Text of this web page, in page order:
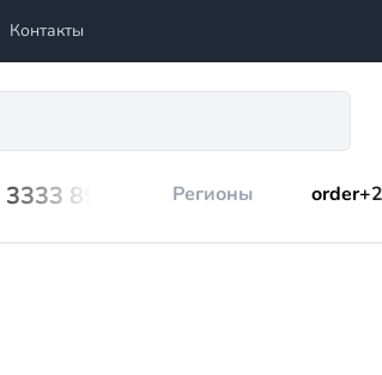
Контакты
899 Регионы